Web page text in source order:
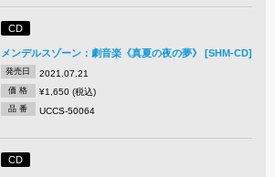
CD
メンデルスゾーン：劇音楽《真夏の夜の夢》 [SHM-CD]
発売日 2021.07.21
価 格 ¥1,650 (税込)
品 番 UCCS-50064
CD